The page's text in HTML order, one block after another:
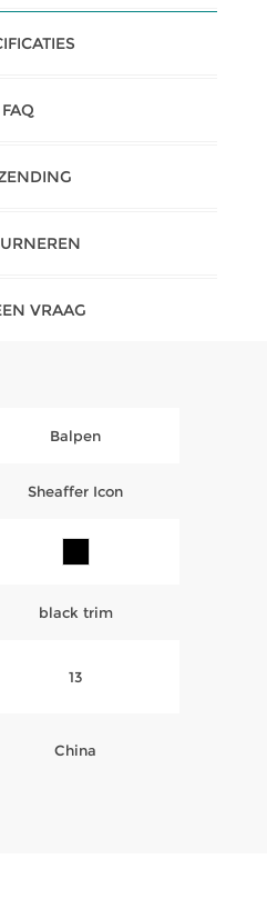
FAQ
VRAAG
Balpen
Sheaffer Icon
black trim
13
China